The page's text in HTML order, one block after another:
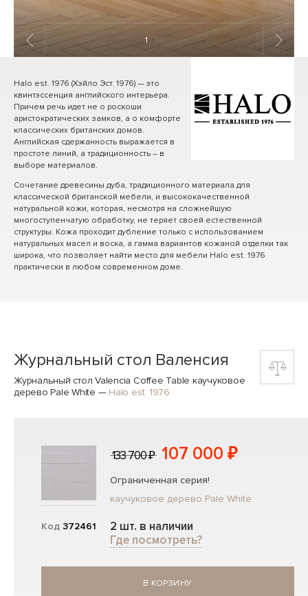
1/ 10
Halo est. 1976 (Хэйло Эст. 1976) — это
квинтэссенция английского интерьера.
Причем речь идет не о роскоши
аристократических замков, а о комфорте
классических британских домов.
Английская сдержанность выражается в
простоте линий, а традиционность – в
выборе материалов.
Сочетание древесины дуба, традиционного материала для
классической британской мебели, и высококачественной
натуральной кожи, которая, несмотря на сложнейшую
многоступенчатую обработку, не теряет своей естественной
структуры. Кожа проходит дубление только с использованием
натуральных масел и воска, а гамма вариантов кожаной отделки так
широка, что позволяет найти место для мебели Halo est. 1976
практически в любом современном доме.
Журнальный стол Валенсия
Журнальный стол Valencia Coffee Table каучуковое
дерево Pale White — Halo est. 1976
Код 372461
133 700 ₽ 107 000 ₽
Ограниченная серия!
каучуковое дерево Pale White
2 шт. в наличии
Где посмотреть?
В КОРЗИНУ